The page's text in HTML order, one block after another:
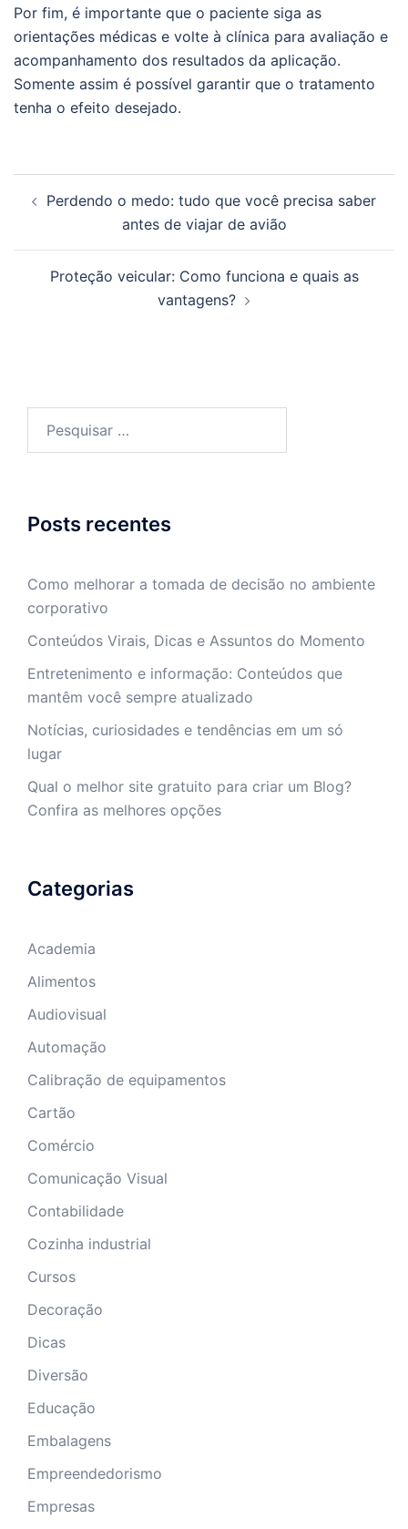
Por fim, é importante que o paciente siga as
orientações médicas e volte à clínica para avaliação e
acompanhamento dos resultados da aplicação.
Somente assim é possível garantir que o tratamento
tenha o efeito desejado.
de Perdendo o medo: tudo que você precisa saber
antes de viajar de avião
Proteção veicular: Como funciona e quais as
vantagens?
Posts recentes
Como melhorar a tomada de decisão no ambiente
corporativo
Conteúdos Virais, Dicas e Assuntos do Momento
Entretenimento e informação: Conteúdos que
mantêm você sempre atualizado
Notícias, curiosidades e tendências em um só
lugar
Qual o melhor site gratuito para criar um Blog?
Confira as melhores opções
Categorias
Academia
Alimentos
Audiovisual
Automação
Calibração de equipamentos
Cartão
Comércio
Comunicação Visual
Contabilidade
Cozinha industrial
Cursos
Decoração
Dicas
Diversão
Educação
Embalagens
Empreendedorismo
Empresas